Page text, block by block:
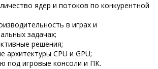
ядер и потоков по конкурентной
в играх и
задачах;
решения;
архитектуры CPU и GPU;
под игровые консоли и ПК.